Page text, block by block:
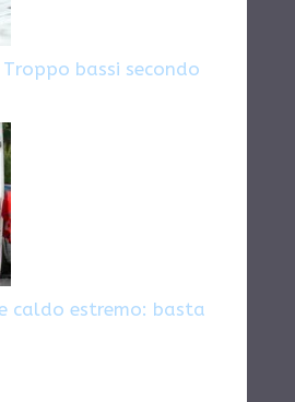
bassi secondo
caldo estremo: basta